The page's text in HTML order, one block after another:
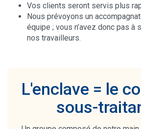
Vos clients seront servis plus
Nous prévoyons un
équipe ; vous n’avez donc pas à
nos travailleurs.
L'enclave = le
sous-